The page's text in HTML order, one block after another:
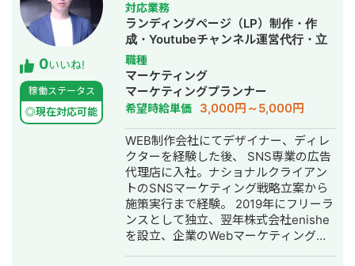
0いいね!
稼働ステータス
◎現在対応可能
対応業務
ランディングページ（LP）制作・作
成・Youtubeチャンネル運営代行・立
ち上げ・SEO対策・SNS運用代行・キ
ャスティング・記事作成代行・ライテ
ィング・ホームページ制作・作成・リ
スティング広告運用代行・動画制作・
動画編集
職種
マーケティング
マーケティングプランナー
希望時給単価 3,000円～5,000円
WEB制作会社にてデザイナー、ディレ
クターを経験した後、 SNS専業の広告
代理店に入社。ナショナルクライアン
トのSNSマーケティング戦略立案から
施策実行まで経験。 2019年にフリーラ
ンスとして独立、翌年株式会社enishe
を設立、企業のWebマーケティング活